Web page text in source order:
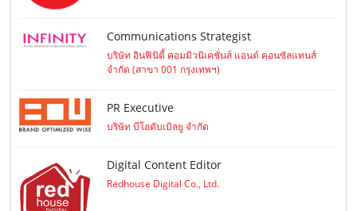
Communications Strategist
บริษัท อินฟินิตี้ คอมมิวนิเคชั่นส์ แอนด์ คอนซัลแทนส์
จำกัด (สาขา 001 กรุงเทพฯ)
PR Executive
บริษัท บีโอดับเบิลยู จำกัด
Digital Content Editor
Redhouse Digital Co., Ltd.